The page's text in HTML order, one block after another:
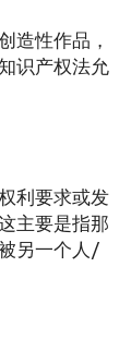
造性作品，
识产权法允
利要求或发
主要是指那
另一个人/